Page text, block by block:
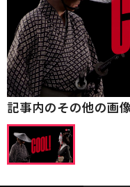
記事内のその他の画